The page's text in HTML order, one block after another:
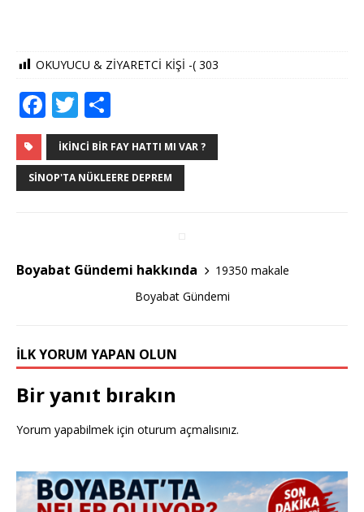
OKUYUCU & ZİYARETCİ KİŞİ -( 303
F
a
c
e
o
k
T
w
it
te
h
ar
e
İKINCI BIR FAY HATTI MI VAR ?
SINOP'TA NÜKLEERE DEPREM
Boyabat Gündemi hakkında
19350 makale
Boyabat Gündemi
İLK YORUM YAPAN OLUN
Bir yanıt bırakın
Yorum yapabilmek için oturum açmalısınız.